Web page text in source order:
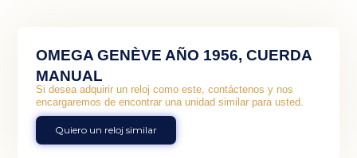
OMEGA GENÈVE AÑO 1956, CUERDA
MANUAL
Si desea adquirir un reloj como este, contáctenos y nos
encargaremos de encontrar una unidad similar para usted.
Quiero un reloj similar